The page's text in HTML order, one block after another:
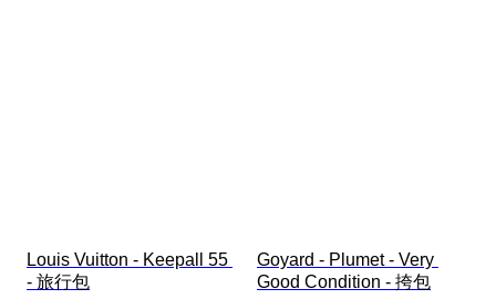
Louis Vuitton - Keepall 55
- 旅行包
Goyard - Plumet - Very
Good Condition - 挎包